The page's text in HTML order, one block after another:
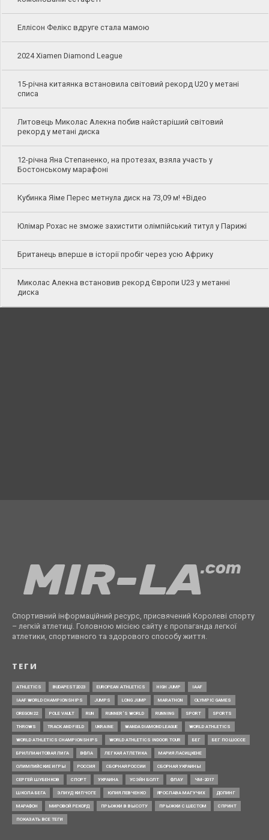
Еллісон Фелікс вдруге стала мамою
2024 Xiamen Diamond League
15-річна китаянка встановила світовий рекорд U20 у метані
списа
Литовець Миколас Алекна побив найстаріший світовий
рекорд у метані диска
12-річна Яна Степаненко, на протезах, взяла участь у
Бостонському марафоні
Кубинка Яіме Перес метнула диск на 73,09 м! +Відео
Юлімар Рохас не зможе захистити олімпійський титул у Парижі
Британець вперше в історії пробіг через усю Африку
Миколас Алекна встановив рекорд Європи U23 у метанні
диска
Спортивний інформаційний ресурс, присвячений Королеві спорту
– легкій атлетиці. Головною місією сайту є пропаганда легкої
атлетики, спортивного та здорового способу життя.
ТЕГИ
ATHLETICS BUDAPEST2023 EUROPEAN ATHLETICS HIGH JUMP IAAF
IAAF WORLD CHAMPIONSHIPS JUMPS LONG JUMP MARATHON OLYMPIC GAMES
OREGON22 POLE VAULT RUN RUNNER’S WORLD RUNNING SPORT SPORTS
THROWS TRACK AND FIELD UKRAINE WANDA DIAMOND LEAGUE WORLD ATHLETICS
WORLD ATHLETICS CHAMPIONSHIPS WORLD ATHLETICS INDOOR TOUR БЕГ БЕГ ПО ШОССЕ
БРИЛЛИАНТОВАЯ ЛИГА ВФЛА ЛЕГКАЯ АТЛЕТИКА МАРИЯ ЛАСИЦКЕНЕ
ОЛИМПИЙСКИЕ ИГРЫ РОССИЯ СБОРНАЯ РОССИИ СБОРНАЯ УКРАИНЫ
СЕРГЕЙ ШУБЕНКОВ СПОРТ УКРАИНА УСЭЙН БОЛТ ФЛАУ ЧМ-2017
ШКОЛА БЕГА ЭЛИУД КИПЧОГЕ ЮЛИЯ ЛЕВЧЕНКО ЯРОСЛАВА МАГУЧИХ ДОПИНГ
МАРАФОН МИРОВОЙ РЕКОРД ПРЫЖКИ В ВЫСОТУ ПРЫЖКИ С ШЕСТОМ СПРИНТ
ПОКАЗАТЬ ВСЕ ТЕГИ